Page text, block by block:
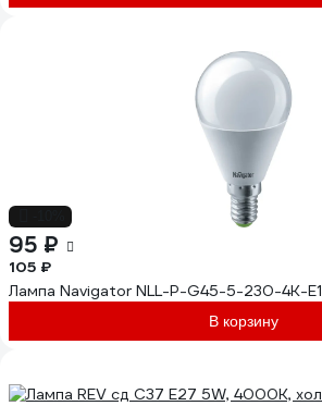
95 ₽
105 ₽
Лампа Navigator NLL-P-G45-5-230-4K-
В корзину